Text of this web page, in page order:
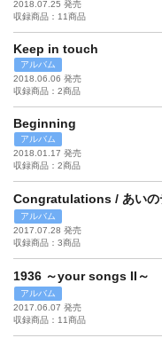
2018.07.25 発売
収録商品：11商品
Keep in touch
アルバム
2018.06.06 発売
収録商品：2商品
Beginning
アルバム
2018.01.17 発売
収録商品：2商品
Congratulations / あいの
アルバム
2017.07.28 発売
収録商品：3商品
1936 ～your songs II～
アルバム
2017.06.07 発売
収録商品：11商品